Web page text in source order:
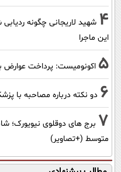
4 شهید لاریجانی چگونه
این ماجرا
5 اکونومیست: پرداخت عوارض
6 دو نکته درباره مصاحبه با
7 برج های دوقلوی نیویورک؛
متوسط (+تصاویر)